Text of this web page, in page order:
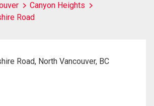
Canyon Heights
Road